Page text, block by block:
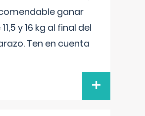
ganar
y 16 kg al final del
Ten en cuenta
+